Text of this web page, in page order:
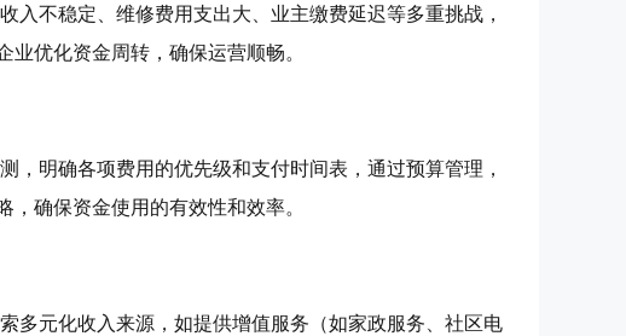
不稳定、维修费用支出大、业主缴费延迟等多重挑战，
优化资金周转，确保运营顺畅。
明确各项费用的优先级和支付时间表，通过预算管理，
确保资金使用的有效性和效率。
多元化收入来源，如提供增值服务（如家政服务、社区电